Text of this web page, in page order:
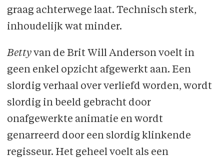
graag achterwege laat. Technisch sterk,
inhoudelijk wat minder.
Betty van de Brit Will Anderson voelt in
geen enkel opzicht afgewerkt aan. Een
slordig verhaal over verliefd worden, wordt
slordig in beeld gebracht door
onafgewerkte animatie en wordt
genarreerd door een slordig klinkende
regisseur. Het geheel voelt als een